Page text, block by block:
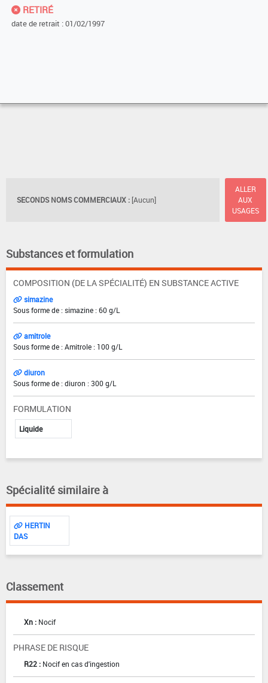
RETIRÉ
date de retrait : 01/02/1997
SECONDS NOMS COMMERCIAUX : [Aucun]
ALLER
AUX
USAGES
Substances et formulation
COMPOSITION (DE LA SPÉCIALITÉ) EN SUBSTANCE ACTIVE
simazine
Sous forme de : simazine : 60 g/L
amitrole
Sous forme de : Amitrole : 100 g/L
diuron
Sous forme de : diuron : 300 g/L
FORMULATION
Liquide
Spécialité similaire à
HERTIN
DAS
Classement
Xn : Nocif
PHRASE DE RISQUE
R22 : Nocif en cas d'ingestion